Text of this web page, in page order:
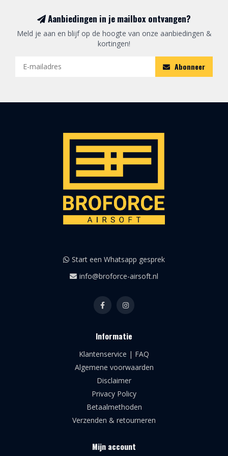
Aanbiedingen in je mailbox ontvangen?
Meld je aan en blijf op de hoogte van onze aanbiedingen &
kortingen!
Abonneer
Start een Whatsapp gesprek
info@broforce-airsoft.nl
Informatie
Klantenservice | FAQ
Algemene voorwaarden
Disclaimer
Privacy Policy
Betaalmethoden
Verzenden & retourneren
Mijn account